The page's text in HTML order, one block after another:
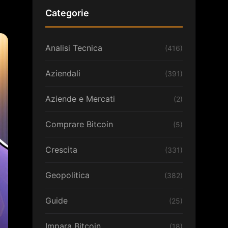
Categorie
Analisi Tecnica (416)
Aziendali (391)
Aziende e Mercati (2)
Comprare Bitcoin (5)
Crescita (331)
Geopolitica (382)
Guide (25)
Impara Bitcoin (18)